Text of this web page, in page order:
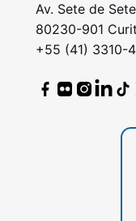
Av. Sete de
80230-901
+55 (41) 3310-